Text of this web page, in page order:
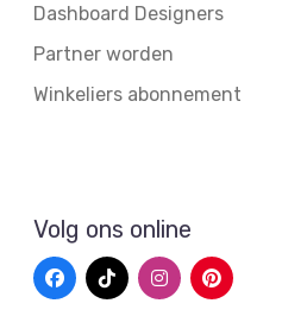
Dashboard Designers
Partner worden
Winkeliers abonnement
Volg ons online